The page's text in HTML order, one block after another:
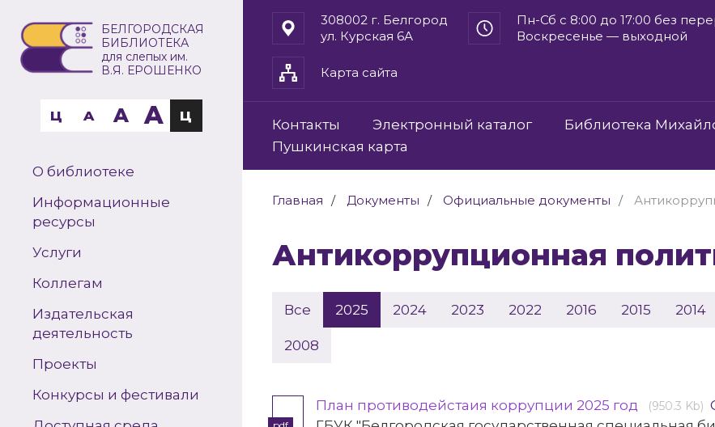
БЕЛГОРОДСКАЯ
БИБЛИОТЕКА
для слепых им.
В.Я. ЕРОШЕНКО
Ц A A A Ц
О библиотеке
Информационные
ресурсы
Услуги
Коллегам
Издательская
деятельность
Проекты
Конкурсы и фестивали
308002 г. Белгород
ул. Курская 6А
Пн-Сб с 8:00 до 17:00 без
Воскресенье — выходной
Карта сайта
Контакты Электронный каталог
Библиотека
Пушкинская карта
Главная Документы Официальные документы
Антикоррупционная
Все 2025 2024 2023 2022 2016 2015 2014
2008
План противодейстаия коррупции 2025 год (950.3 Kb)